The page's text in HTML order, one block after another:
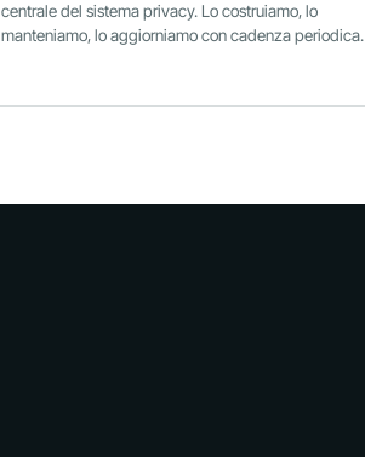
centrale del sistema privacy. Lo costruiamo, lo
manteniamo, lo aggiorniamo con cadenza periodica.